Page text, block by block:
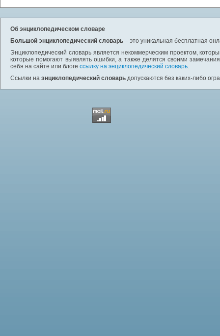
Об энциклопедическом словаре
Большой энциклопедический словарь – это уникальная бесплатная
Энциклопедический словарь является некоммерческим проектом,
которые помогают выявлять ошибки, а также делятся своими
себя на сайте или блоге ссылку на энциклопедический словарь.
Ссылки на энциклопедический словарь допускаются без каких-либо